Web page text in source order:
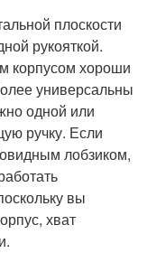
плоскости
рукояткой.
корпусом хороши
универсальны
одной или
ручку. Если
лобзиком,
вы
хват